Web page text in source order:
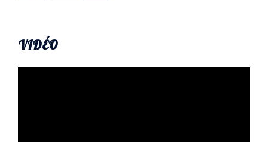
VIDÉO